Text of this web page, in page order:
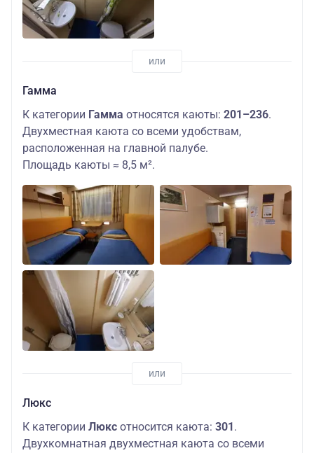
Гамма
К категории Гамма относятся каюты: 201–236.
Двухместная каюта со всеми удобствам,
расположенная на главной палубе.
Площадь каюты ≈ 8,5 м².
Люкс
К категории Люкс относится каюта: 301.
Двухкомнатная двухместная каюта со всеми